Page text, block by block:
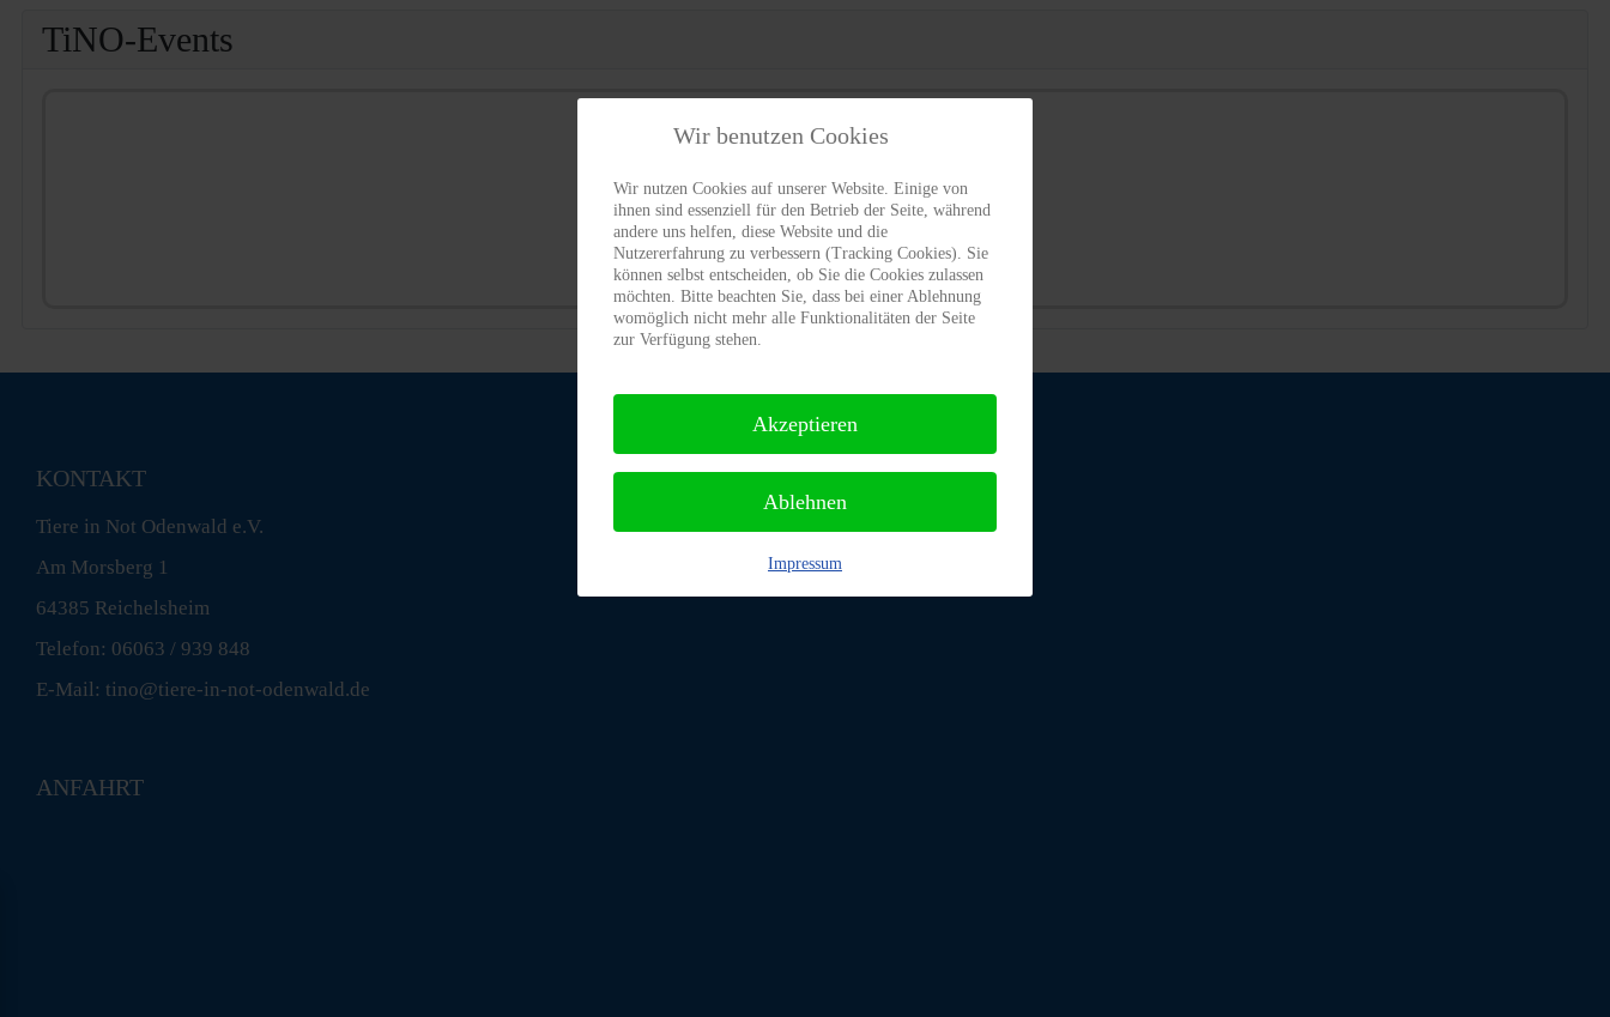
TiNO-Events
KONTAKT
Tiere in Not Odenwald e.V.
Am Morsberg 1
64385 Reichelsheim
Telefon: 06063 / 939 848
E-Mail: tino@tiere-in-not-odenwald.de
ANFAHRT
Wir benutzen Cookies
Wir nutzen Cookies auf unserer Website. Einige von
ihnen sind essenziell für den Betrieb der Seite, während
andere uns helfen, diese Website und die
Nutzererfahrung zu verbessern (Tracking Cookies). Sie
können selbst entscheiden, ob Sie die Cookies zulassen
möchten. Bitte beachten Sie, dass bei einer Ablehnung
womöglich nicht mehr alle Funktionalitäten der Seite
zur Verfügung stehen.
Akzeptieren
Ablehnen
Impressum